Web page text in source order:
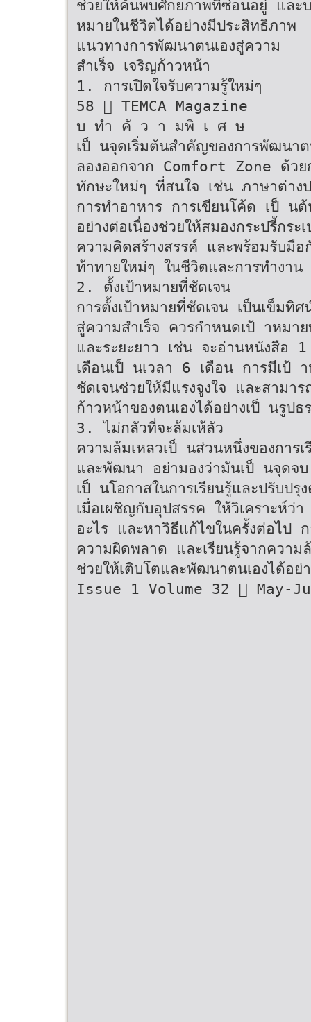
ช่วยให้ค้นพบศักยภาพที่ซ่อนอยู่ และ
หมายในชีวิตได้อย่างมีประสิทธิภาพ
แนวทางการพัฒนาตนเองสู่ความ
สำเร็จ เจริญก้าวหน้า
1. การเปิดใจรับความรู้ใหม่ๆ
58  TEMCA Magazine
บ ทำ คั ว า มพิ เ ศ ษ
เป็ นจุดเริ่มต้นสำคัญของการพัฒนาต
ลองออกจาก Comfort Zone ด้วยก
ทักษะใหม่ๆ ที่สนใจ เช่น ภาษาต่างป
การทำอาหาร การเขียนโค้ด เป็ นต้
อย่างต่อเนื่องช่วยให้สมองกระปรี้กระ
ความคิดสร้างสรรค์ และพร้อมรับมือ
ท้าทายใหม่ๆ ในชีวิตและการทำงาน
2. ตั้งเป้าหมายที่ชัดเจน
การตั้งเป้าหมายที่ชัดเจน เป็นเข็มทิศ
สู่ความสำเร็จ ควรกำหนดเป้ าหมาย
และระยะยาว เช่น จะอ่านหนังสือ
เดือนเป็ นเวลา 6 เดือน การมีเป้
ชัดเจนช่วยให้มีแรงจูงใจ และสามา
ก้าวหน้าของตนเองได้อย่างเป็ นรูปธ
3. ไม่กลัวที่จะล้มเห้ลัว
ความล้มเหลวเป็ นส่วนหนึ่งของการเ
และพัฒนา อย่ามองว่ามันเป็ นจุดจ
เป็ นโอกาสในการเรียนรู้และปรับปรุง
เมื่อเผชิญกับอุปสรรค ให้วิเคราะห์ว่า
อะไร และหาวิธีแก้ไขในครั้งต่อไป
ความผิดพลาด และเรียนรู้จากความ
ช่วยให้เติบโตและพัฒนาตนเองได้อย่า
Issue 1 Volume 32  May-